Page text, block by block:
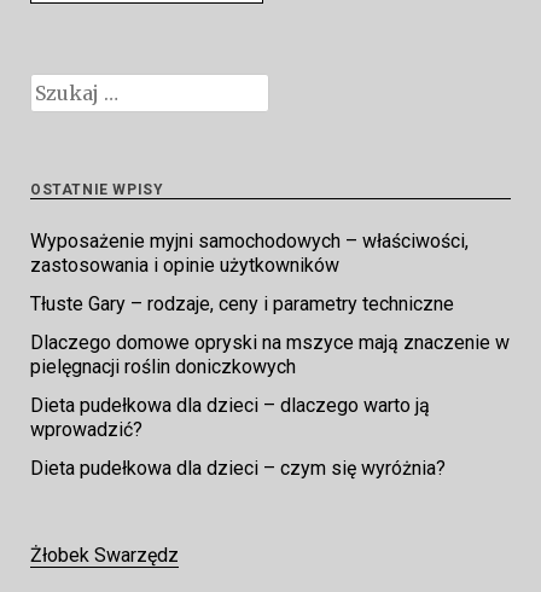
Szukaj:
OSTATNIE WPISY
Wyposażenie myjni samochodowych – właściwości,
zastosowania i opinie użytkowników
Tłuste Gary – rodzaje, ceny i parametry techniczne
Dlaczego domowe opryski na mszyce mają znaczenie w
pielęgnacji roślin doniczkowych
Dieta pudełkowa dla dzieci – dlaczego warto ją
wprowadzić?
Dieta pudełkowa dla dzieci – czym się wyróżnia?
Żłobek Swarzędz